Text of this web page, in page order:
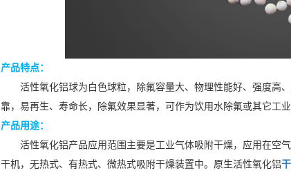
产品特点：
活性氧化铝球为白色球粒，除氟容量大、物理性能好、强度高
靠，易再生、寿命长，除氟效果显著，可作为饮用水除氟或其它工业
产品用途：
活性氧化铝产品应用范围主要是工业气体吸附干燥，应用在空
干机，无热式、有热式、微热式吸附干燥装置中。原生活性氧化铝